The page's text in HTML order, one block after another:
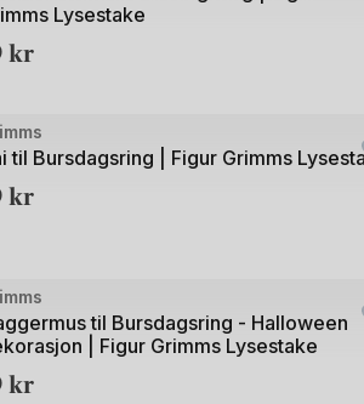
Lysestake
kr
til Bursdagsring | Figur Grimms
kr
til Bursdagsring - Halloween
| Figur Grimms Lysestake
kr